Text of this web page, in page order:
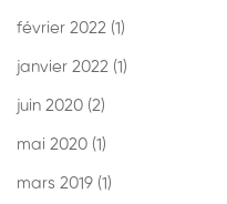
février 2022 (1)
janvier 2022 (1)
juin 2020 (2)
mai 2020 (1)
mars 2019 (1)